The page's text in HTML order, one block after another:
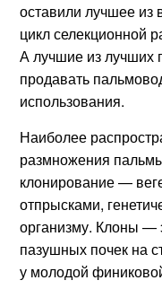
оставили лучшее из
цикл селекционной
А лучшие из лучших
продавать
использования.
Наиболее
размножения
клонирование —
отпрысками,
организму. Клоны —
пазушных почек на
у молодой